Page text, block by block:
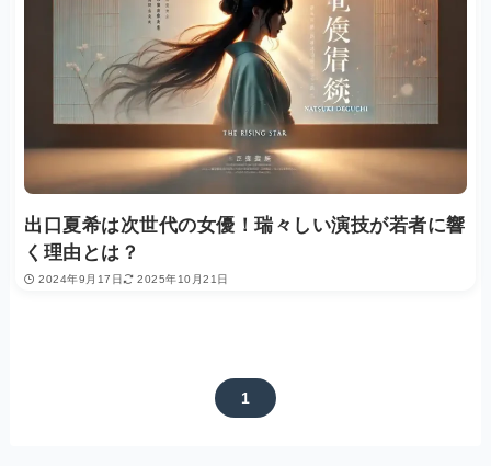
出口夏希は次世代の女優！瑞々しい演技が若者に響
く理由とは？
2024年9月17日 2025年10月21日
1